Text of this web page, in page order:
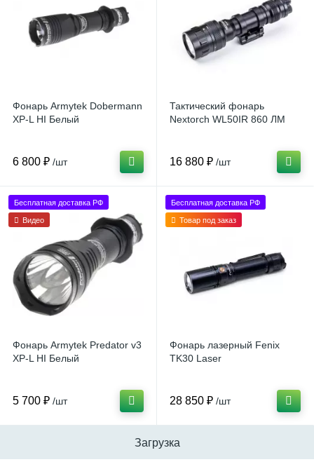
Фонарь Armytek Dobermann
XP-L HI Белый
6 800 ₽ /шт
Тактический фонарь
Nextorch WL50IR 860 ЛМ
16 880 ₽ /шт
Бесплатная доставка РФ
Видео
Фонарь Armytek Predator v3
XP-L HI Белый
5 700 ₽ /шт
Бесплатная доставка РФ
Товар под заказ
Фонарь лазерный Fenix
TK30 Laser
28 850 ₽ /шт
Загрузка